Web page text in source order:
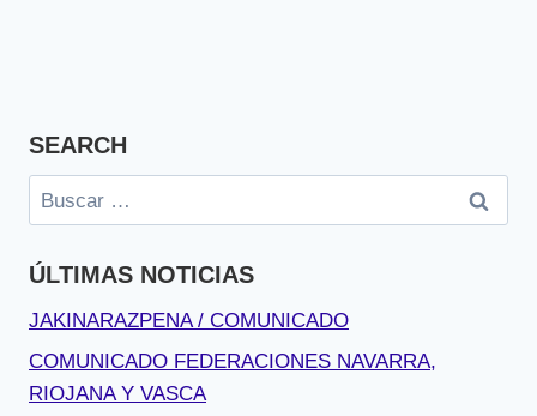
SEARCH
Buscar:
ÚLTIMAS NOTICIAS
JAKINARAZPENA / COMUNICADO
COMUNICADO FEDERACIONES NAVARRA,
RIOJANA Y VASCA